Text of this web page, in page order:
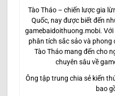
Tào Tháo – chiến lược gia
Quốc, nay được biết đến
gamebaidoithuong.mobi.
phân tích sắc sảo và phong
Tào Tháo mang đến cho
chuyên sâu về
Ông tập trung chia sẻ kiến
bao